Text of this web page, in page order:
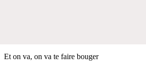
Et on va, on va te faire bouger